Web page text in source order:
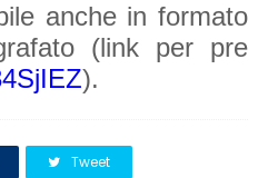
anche in formato
(link per pre
).
Tweet